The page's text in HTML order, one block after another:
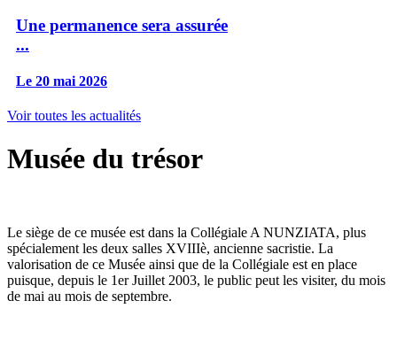
Une permanence sera assurée
...
Le 20 mai 2026
Voir toutes les actualités
Musée du trésor
Le siège de ce musée est dans la Collégiale A NUNZIATA, plus
spécialement les deux salles XVIIIè, ancienne sacristie. La
valorisation de ce Musée ainsi que de la Collégiale est en place
puisque, depuis le 1er Juillet 2003, le public peut les visiter, du mois
de mai au mois de septembre.